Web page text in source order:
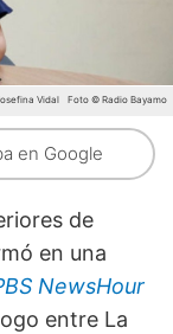
Vidal Foto © Radio Bayamo
en Google
de
en una
NewsHour
entre La